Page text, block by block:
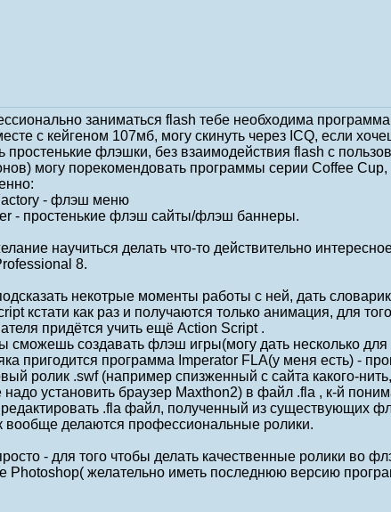
заниматься flash тебе необходима
с кейгеном 107мб, могу скинуть через ICQ, если
простенькие флэшки, без взаимодействия flash с
могу порекомендовать программы серии Coffee
- флэш меню
- простенькие флэш сайты/флэш баннеры.
научиться делать что-то действительно
8.
некотрые моменты работы с ней, дать
кстати как раз и получаются только анимация, для
придётся учить ещё Action Script .
сможешь создавать флэш игры(могу дать несколько
пригодится программа Imperator FLA(у меня есть) -
ролик .swf (например спизженный с сайта какого-
установить браузер Maxthon2) в файл .fla , к-й
.fla файл, полученный из существующих
вообще делаются профессиональные ролики.
- для того чтобы делать качественные ролики во
Photoshop( желательно иметь последнюю версию